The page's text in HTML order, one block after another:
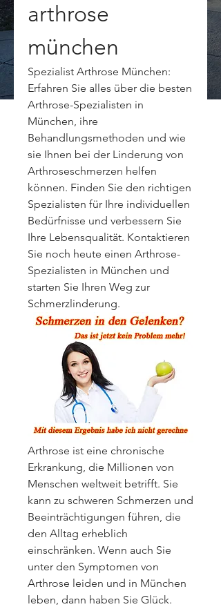
arthrose
münchen
Spezialist Arthrose München:
Erfahren Sie alles über die besten
Arthrose-Spezialisten in
München, ihre
Behandlungsmethoden und wie
sie Ihnen bei der Linderung von
Arthroseschmerzen helfen
können. Finden Sie den richtigen
Spezialisten für Ihre individuellen
Bedürfnisse und verbessern Sie
Ihre Lebensqualität. Kontaktieren
Sie noch heute einen Arthrose-
Spezialisten in München und
starten Sie Ihren Weg zur
Schmerzlinderung.
Arthrose ist eine chronische
Erkrankung, die Millionen von
Menschen weltweit betrifft. Sie
kann zu schweren Schmerzen und
Beeinträchtigungen führen, die
den Alltag erheblich
einschränken. Wenn auch Sie
unter den Symptomen von
Arthrose leiden und in München
leben, dann haben Sie Glück.